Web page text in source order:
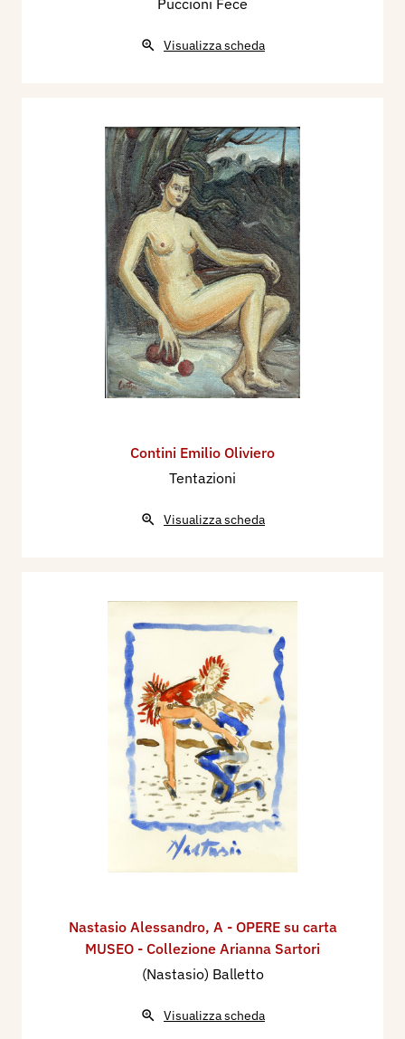
Puccioni Fece
Visualizza scheda
Contini Emilio Oliviero
Tentazioni
Visualizza scheda
Nastasio Alessandro, A - OPERE su carta
MUSEO - Collezione Arianna Sartori
(Nastasio) Balletto
Visualizza scheda